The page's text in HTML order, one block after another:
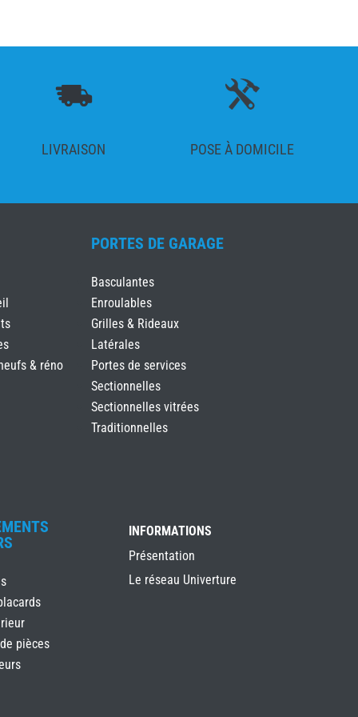
LIVRAISON POSE À DOMICILE
& réno
PORTES DE GARAGE
Basculantes
Enroulables
Grilles & Rideaux
Latérales
Portes de services
Sectionnelles
Sectionnelles vitrées
Traditionnelles
pièces
INFORMATIONS
Présentation
Le réseau Univerture